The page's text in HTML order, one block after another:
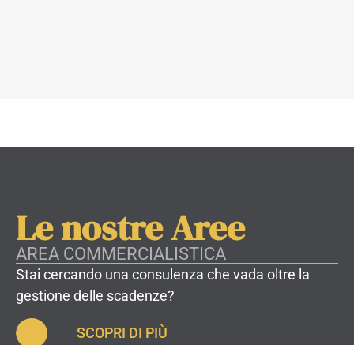
Le nostre Aree​
AREA COMMERCIALISTICA
Stai cercando una consulenza che vada oltre la
gestione delle scadenze?
SCOPRI DI PIÙ